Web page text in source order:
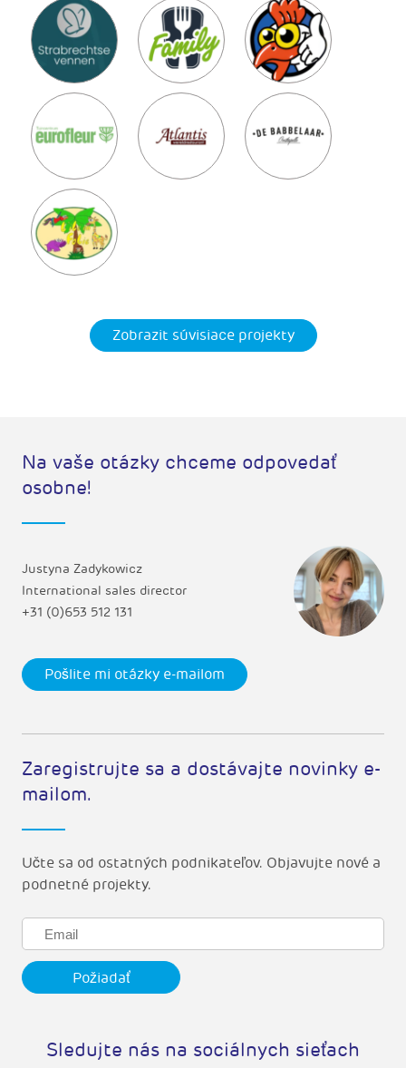
Zobrazit súvisiace projekty
Na vaše otázky chceme odpovedať
osobne!
Justyna Zadykowicz
International sales director
+31 (0)653 512 131
Pošlite mi otázky e-mailom
Zaregistrujte sa a dostávajte novinky e-
mailom.
Učte sa od ostatných podnikateľov. Objavujte nové a
podnetné projekty.
Sledujte nás na sociálnych sieťach